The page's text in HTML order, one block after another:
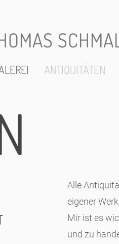
ANTIQUITÄTEN
Alle
eigener
Mir ist es
und zu